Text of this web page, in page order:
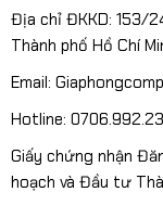
Địa chỉ ĐKKD: 153/
Thành phố Hồ Chí
Email:
Hotline:
Giấy chứng nhận
hoạch và Đầu tư